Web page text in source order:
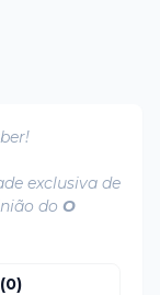
exclusiva de
do O